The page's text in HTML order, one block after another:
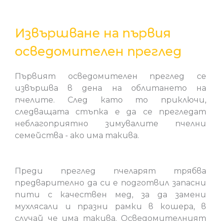
Извършване на първия
осведомителен преглед
Първият осведомителен преглед се
извършва в дена на облитането на
пчелите. След като то приключи,
следващата стъпка е да се прегледат
неблагоприятно зимувалите пчелни
семейства - ако има такива.
Преди преглед пчеларят трябва
предварително да си е подготвил запасни
пити с качествен мед, за да замени
мухлясали и празни рамки в кошера, в
случай че има такива. Осведомителният